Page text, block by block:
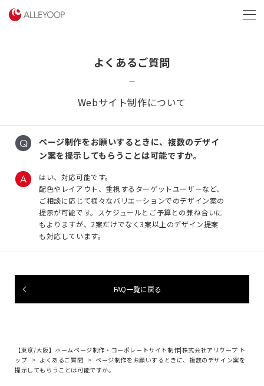
よくあるご質問
Webサイト制作について
ページ制作をお願いするときに、複数のデザイ
ン案を提示してもらうことは可能ですか。
はい、対応可能です。
配色やレイアウト、重視するターゲットユーザーなど、
ご相談に応じて様々なバリエーションでのデザイン案の
提示が可能です。スケジュールとご予算との兼ね合いに
もよりますが、2案だけでなく3案以上のデザイン提案
も対応しています。
FAQ一覧に戻る
【東京/大阪】ホームページ制作・コーポレートサイト制作|株式会社アリウープ ト
ップ
よくあるご質問
ページ制作をお願いするときに、複数のデザイン案を
提示してもらうことは可能ですか。